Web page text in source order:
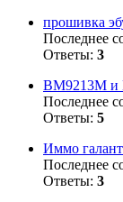
прошивка
Последнее
Ответы: 3
BM9213M и
Последнее
Ответы: 5
Иммо галант
Последнее
Ответы: 3